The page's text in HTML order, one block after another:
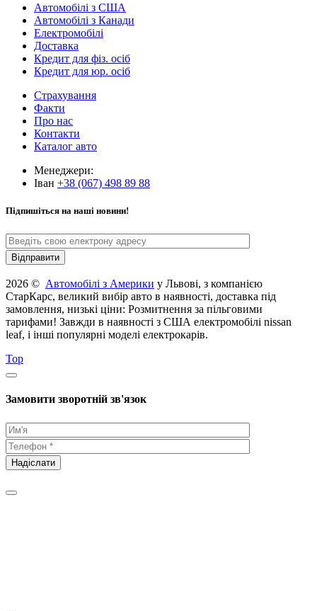
Автомобілі з США
Автомобілі з Канади
Електромобілі
Доставка
Кредит для фіз. осіб
Кредит для юр. осіб
Страхування
Факти
Про нас
Контакти
Каталог авто
Менеджери:
Іван +38 (067) 498 89 88
Підпишіться на наші новини!
2026 © Автомобілі з Америки у Львові, з компанією
СтарКарс, великий вибір авто в наявності, доставка під
замовлення, низькі ціни: Розмитнення за пільговими
тарифами! Завжди в наявності з США електромобілі nissan
leaf, і інші популярні моделі електрокарів.
Top
Замовити зворотній зв'язок